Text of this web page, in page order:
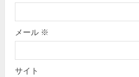
メール ※
サイト